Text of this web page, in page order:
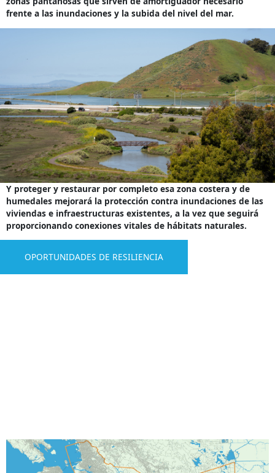
frente a las inundaciones y la subida del nivel del mar.
Y proteger y restaurar por completo esa zona costera y de
humedales mejorará la protección contra inundaciones de las
viviendas e infraestructuras existentes, a la vez que seguirá
proporcionando conexiones vitales de hábitats naturales.
OPORTUNIDADES DE RESILIENCIA